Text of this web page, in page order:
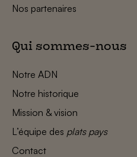
Nos partenaires
Qui sommes-nous
Notre ADN
Notre historique
Mission & vision
L’équipe des plats pays
Contact